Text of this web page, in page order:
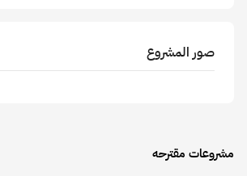
صور المشروع
مشروعات مقترحه